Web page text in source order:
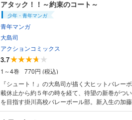
レー部の伝説がいま、幕を開ける――。
アタック！！～約束のコート～
少年・青年マンガ
青年マンガ
大島司
アクションコミックス
3.7
1～4巻
770円 (税込)
『シュート！』の大島司が描く大ヒットバレー
載休止から約５年の時を経て、待望の新巻がつ
を目指す掛川高校バレーボール部。新入生の加
テンに代わり、スーパーエースとしてチームを